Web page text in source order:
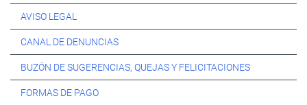
AVISO LEGAL
CANAL DE DENUNCIAS
BUZÓN DE SUGERENCIAS, QUEJAS Y FELICITACIONES
FORMAS DE PAGO